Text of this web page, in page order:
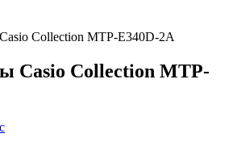
Collection MTP-E340D-2A
Casio Collection MTP-